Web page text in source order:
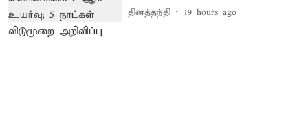
தினத்தந்தி 19 hours ago